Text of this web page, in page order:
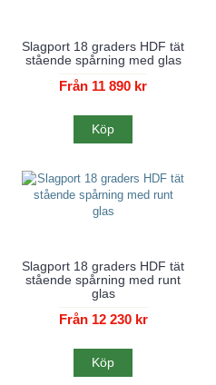
Slagport 18 graders HDF tät
stående spårning med glas
Från 11 890 kr
Köp
Slagport 18 graders HDF tät
stående spårning med runt
glas
Från 12 230 kr
Köp